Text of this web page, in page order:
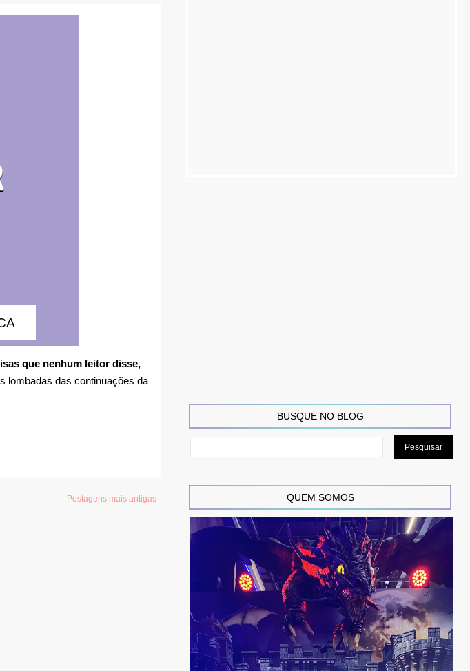
que nenhum leitor disse,
lombadas das continuações da
Postagens mais antigas
BUSQUE NO BLOG
QUEM SOMOS